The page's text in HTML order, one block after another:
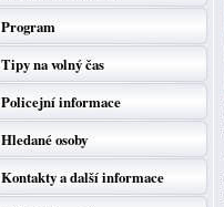
Program
Tipy na volný čas
Policejní informace
Hledané osoby
Kontakty a další informace